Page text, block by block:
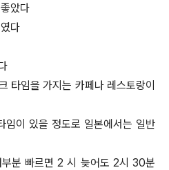
았다
다
타임을 가지는 카페나 레스토랑이
이 있을 정도로 일본에서는 일반
분 빠르면 2 시 늦어도 2시 30분